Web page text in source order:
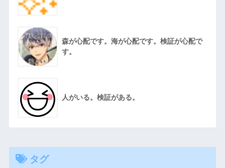
森が心配です。海が心配です。検証が心配で
す。
人がいる。検証がある。
タグ